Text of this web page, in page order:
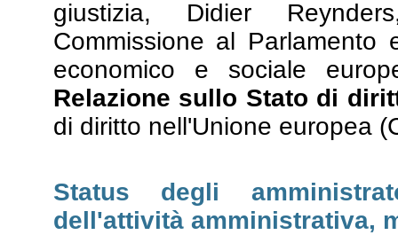
giustizia, Didier
Commissione al Parlamento
economico e sociale
Relazione sullo Stato di
di diritto nell'Unione europea
Status degli
dell'attività amministrativa,